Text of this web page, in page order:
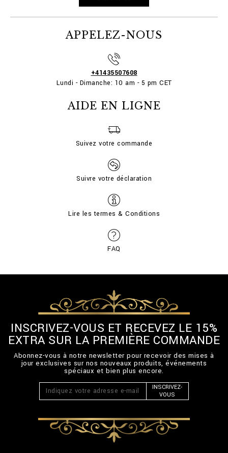
APPELEZ-NOUS
+41435507608
Lundi - Dimanche: 10 am - 5 pm CET
AIDE EN LIGNE
Suivez votre commande
Suivre votre déclaration
Lire les termes & Conditions
FAQ
INSCRIVEZ-VOUS ET RECEVEZ LE 15%
EXTRA SUR LA PREMIÈRE COMMANDE
Abonnez-vous à notre newsletter pour recevoir des mises à
jour exclusives sur nos nouveaux produits, événements
spéciaux et bien plus encore.
INSCRIVEZ-
VOUS